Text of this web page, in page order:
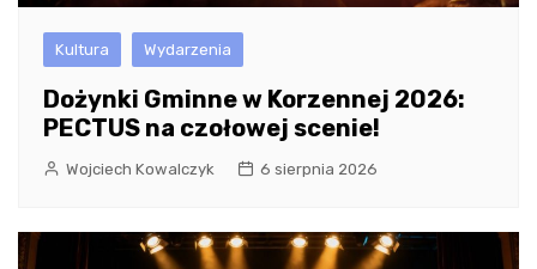
Kultura Wydarzenia
Dożynki Gminne w Korzennej 2026:
PECTUS na czołowej scenie!
Wojciech Kowalczyk 6 sierpnia 2026